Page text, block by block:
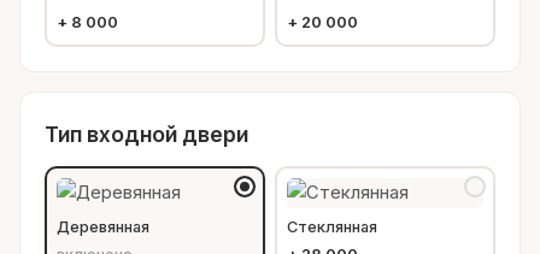
+ 8 000
+ 20 000
Тип входной двери
Деревянная
Стеклянная